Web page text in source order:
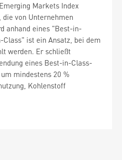
Markets Index
von Unternehmen
anhand eines "Best-in-
ist ein Ansatz, bei dem
werden. Er schließt
eines Best-in-Class-
mindestens 20 %
Kohlenstoff